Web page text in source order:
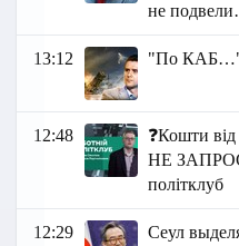
не
13:12 "По КАБ…"
12:48
❓Кошти
НЕ
політклуб
12:29
Сеул